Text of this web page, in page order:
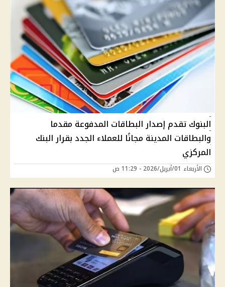
البنوك تقدم إصدار البطاقات المدفوعة مقدما
والبطاقات المدينة مجانًا للعملاء الجدد بقرار البنك
المركزي
الأربعاء 01/أبريل/2026 - 11:29 ص